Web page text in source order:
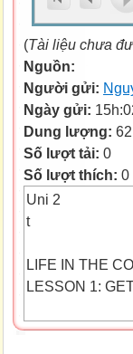
(Tài liệu chưa
Nguồn:
Người gửi:
Ngày gửi:
Dung lượng:
Số lượt tải: 0
Số lượt thích: 0
Uni 2
t
LIFE IN THE
LESSON 1:
Last summer